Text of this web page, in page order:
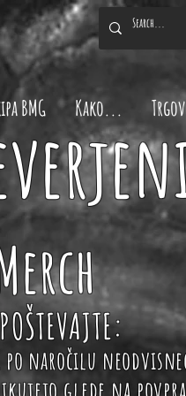
BMG Kako...
naročilu